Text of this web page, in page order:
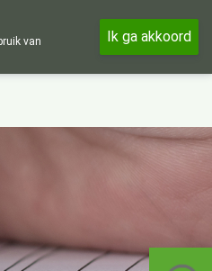
van
Ik ga akkoord